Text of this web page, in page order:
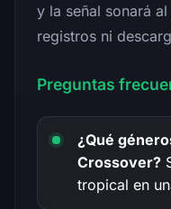
y la señal sonará
registros ni
Preguntas
¿Qué
Crossover?
tropical en